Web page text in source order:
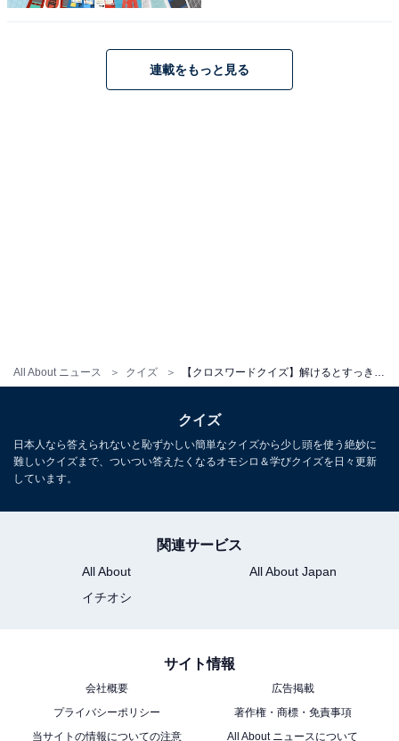
All About ニュース クイズ
連載をもっと見る
クイズ
日本人なら答えられないと恥ずかしい簡単なクイズから少し頭を使う絶妙に
難しいクイズまで、ついつい答えたくなるオモシロ＆学びクイズを日々更新
しています。
関連サービス
All About
All About Japan
イチオシ
サイト情報
会社概要
広告掲載
プライバシーポリシー
著作権・商標・免責事項
当サイトの情報についての注意
All About ニュースについて